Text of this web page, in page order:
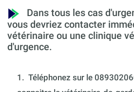
Dans tous les cas
vous devriez contacter
vétérinaire ou une clinique
d'urgence.
1. Téléphonez sur le